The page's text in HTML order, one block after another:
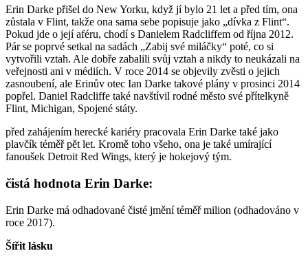
Erin Darke přišel do New Yorku, když jí bylo 21 let a před tím, ona
zůstala v Flint, takže ona sama sebe popisuje jako „dívka z Flint“.
Pokud jde o její aféru, chodí s Danielem Radcliffem od října 2012.
Pár se poprvé setkal na sadách „Zabij své miláčky“ poté, co si
vytvořili vztah. Ale dobře zabalili svůj vztah a nikdy to neukázali na
veřejnosti ani v médiích. V roce 2014 se objevily zvěsti o jejich
zasnoubení, ale Erinův otec Ian Darke takové plány v prosinci 2014
popřel. Daniel Radcliffe také navštívil rodné město své přítelkyně
Flint, Michigan, Spojené státy.
před zahájením herecké kariéry pracovala Erin Darke také jako
plavčík téměř pět let. Kromě toho všeho, ona je také umírající
fanoušek Detroit Red Wings, který je hokejový tým.
čistá hodnota Erin Darke:
Erin Darke má odhadované čisté jmění téměř milion (odhadováno v
roce 2017).
Šířit lásku